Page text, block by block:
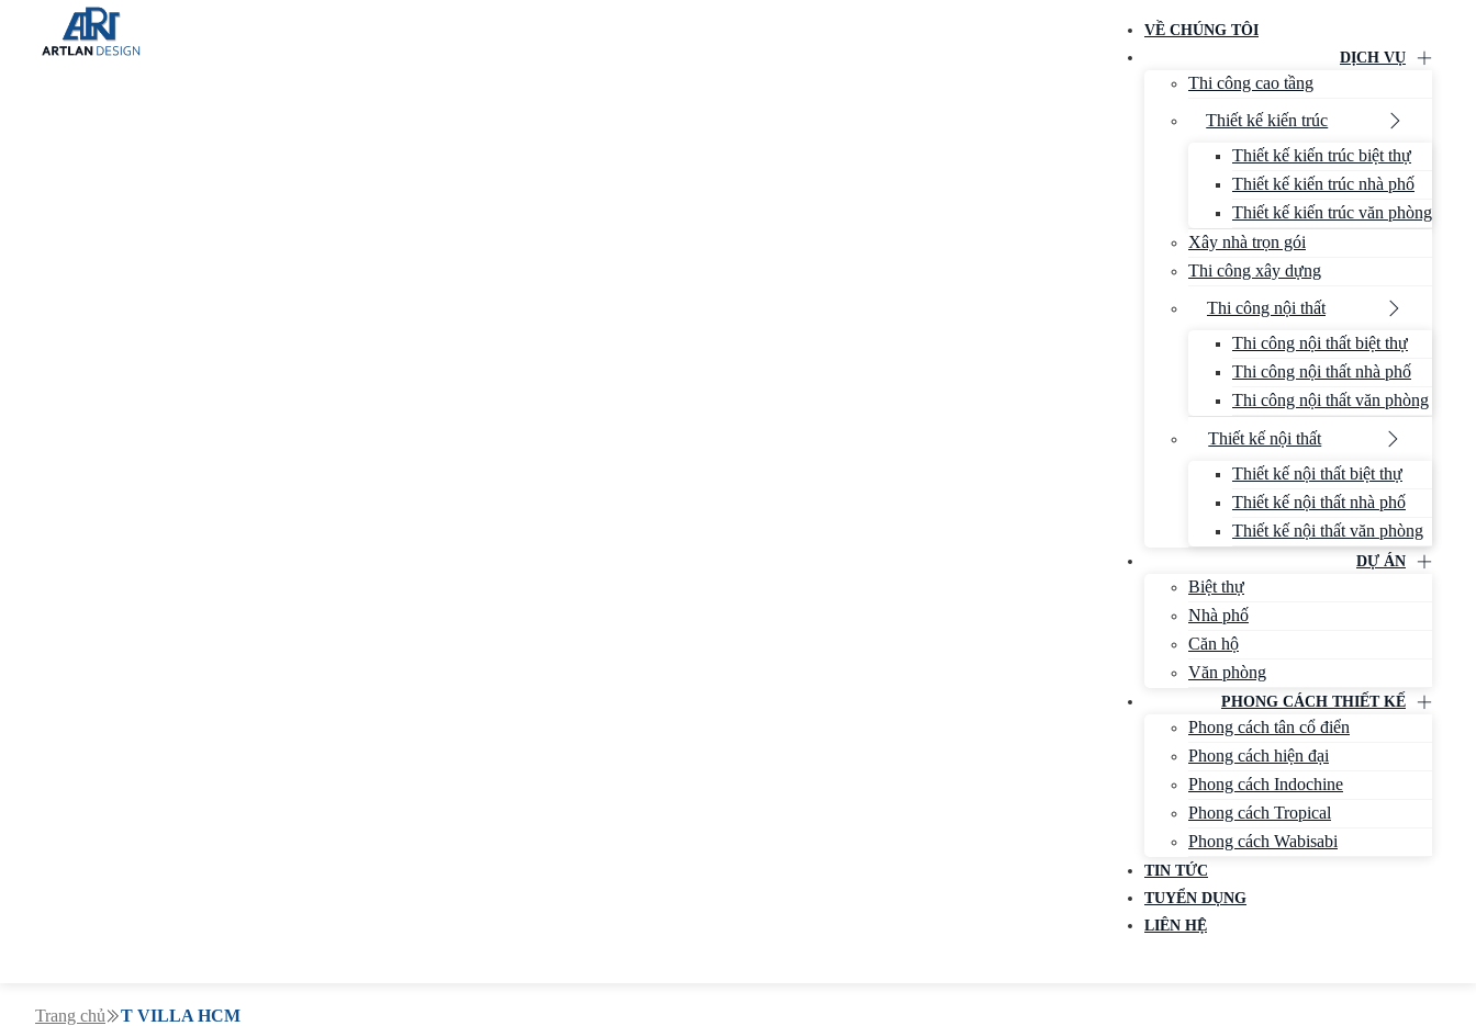
VỀ CHÚNG TÔI
DỊCH VỤ
Thi công cao tầng
Thiết kế kiến trúc
Thiết kế kiến trúc biệt thự
Thiết kế kiến trúc nhà phố
Thiết kế kiến trúc văn phòng
Xây nhà trọn gói
Thi công xây dựng
Thi công nội thất
Thi công nội thất biệt thự
Thi công nội thất nhà phố
Thi công nội thất văn phòng
Thiết kế nội thất
Thiết kế nội thất biệt thự
Thiết kế nội thất nhà phố
Thiết kế nội thất văn phòng
DỰ ÁN
Biệt thự
Nhà phố
Căn hộ
Văn phòng
PHONG CÁCH THIẾT KẾ
Phong cách tân cổ điển
Phong cách hiện đại
Phong cách Indochine
Phong cách Tropical
Phong cách Wabisabi
TIN TỨC
TUYỂN DỤNG
LIÊN HỆ
Trang chủ T VILLA HCM